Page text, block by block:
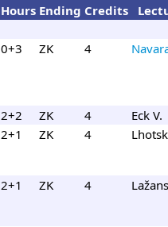
Hours Ending Credits
0+3 ZK 4
2+2 ZK 4
Eck V.
2+1 ZK 4
2+1 ZK 4